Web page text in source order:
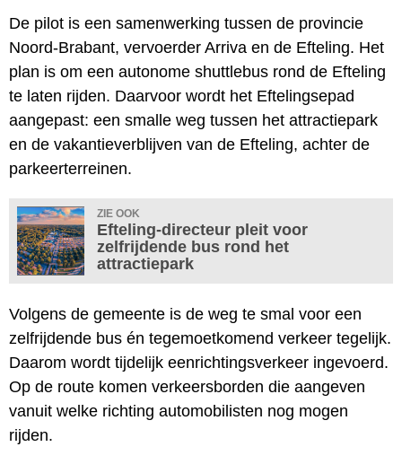
De pilot is een samenwerking tussen de provincie
Noord-Brabant, vervoerder Arriva en de Efteling. Het
plan is om een autonome shuttlebus rond de Efteling
te laten rijden. Daarvoor wordt het Eftelingsepad
aangepast: een smalle weg tussen het attractiepark
en de vakantieverblijven van de Efteling, achter de
parkeerterreinen.
ZIE OOK
Efteling-directeur pleit voor
zelfrijdende bus rond het
attractiepark
Volgens de gemeente is de weg te smal voor een
zelfrijdende bus én tegemoetkomend verkeer tegelijk.
Daarom wordt tijdelijk eenrichtingsverkeer ingevoerd.
Op de route komen verkeersborden die aangeven
vanuit welke richting automobilisten nog mogen
rijden.